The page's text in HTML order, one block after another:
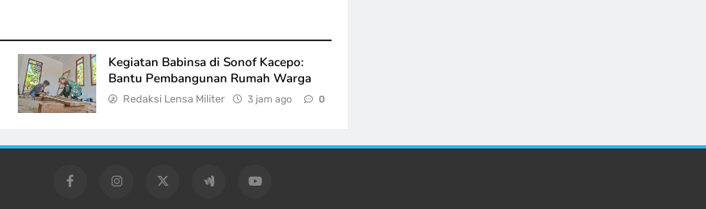
Kegiatan Babinsa di Sonof Kacepo:
Bantu Pembangunan Rumah Warga
Redaksi Lensa Militer 3 jam ago 0